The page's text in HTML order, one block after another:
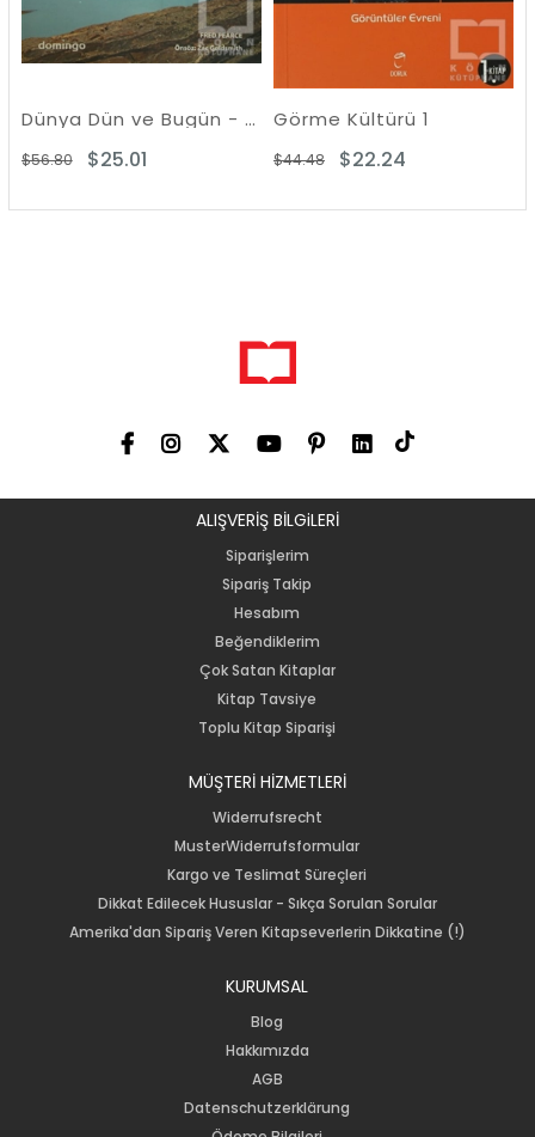
Dünya Dün ve Bugün - NG Üyelik Kuponu Hediyeli
$25.01
Görme Kültürü 1
$22.24
$44.48
ALIŞVERİŞ BİLGiLERİ
Siparişlerim
Sipariş Takip
Hesabım
Beğendiklerim
Çok Satan Kitaplar
Kitap Tavsiye
Toplu Kitap Siparişi
MÜŞTERİ HİZMETLERİ
Widerrufsrecht
MusterWiderrufsformular
Kargo ve Teslimat Süreçleri
Dikkat Edilecek Hususlar - Sıkça Sorulan Sorular
Amerika'dan Sipariş Veren Kitapseverlerin Dikkatine (!)
KURUMSAL
Blog
Hakkımızda
AGB
Datenschutzerklärung